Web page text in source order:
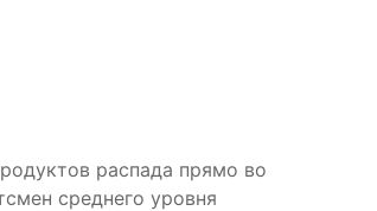
распада прямо во
среднего уровня